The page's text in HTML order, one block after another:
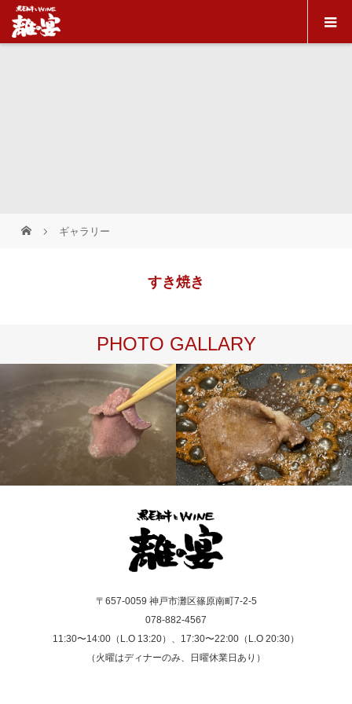
ギャラリー
すき焼き
PHOTO GALLARY
〒657-0059 神戸市灘区篠原南町7-2-5
078-882-4567
11:30〜14:00（L.O 13:20）、17:30〜22:00（L.O 20:30）
（火曜はディナーのみ、日曜休業日あり）